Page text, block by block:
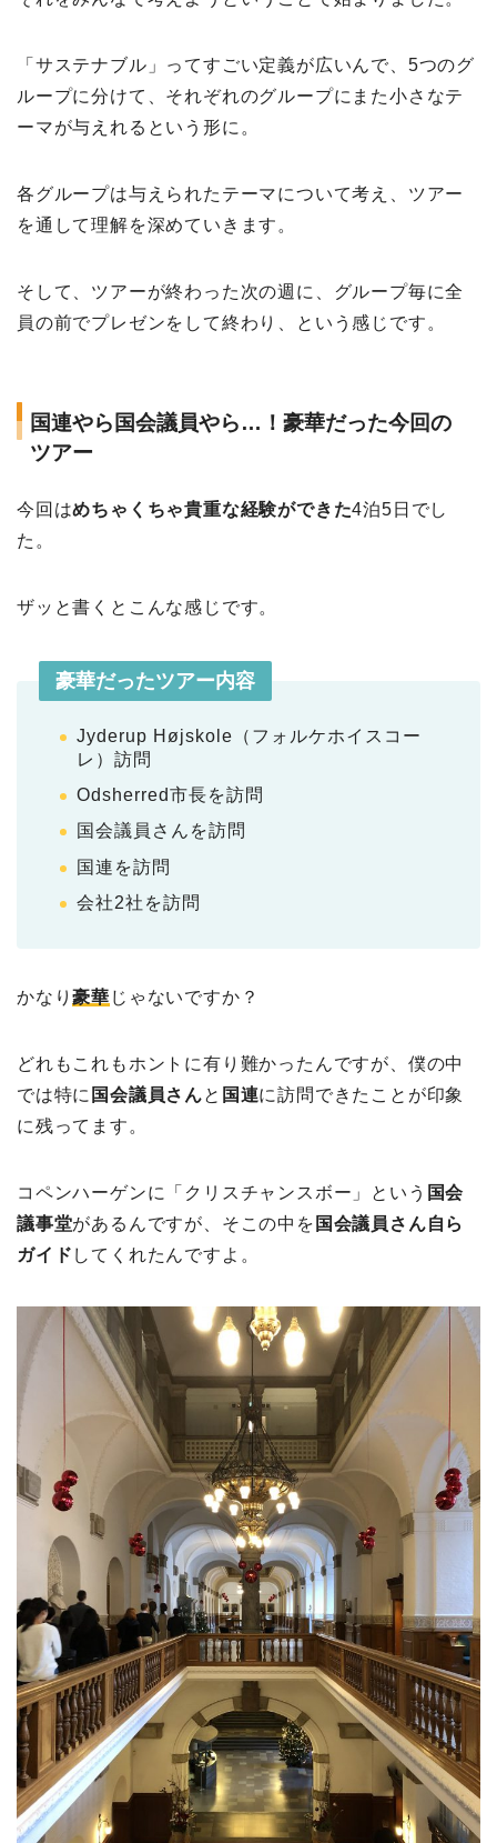
「サステナブル」ってすごい定義が広いんで、5つのグ
ループに分けて、それぞれのグループにまた小さなテ
ーマが与えれるという形に。
各グループは与えられたテーマについて考え、ツアー
を通して理解を深めていきます。
そして、ツアーが終わった次の週に、グループ毎に全
員の前でプレゼンをして終わり、という感じです。
国連やら国会議員やら…！豪華だった今回の
ツアー
今回はめちゃくちゃ貴重な経験ができた4泊5日でし
た。
ザッと書くとこんな感じです。
豪華だったツアー内容
Jyderup Højskole（フォルケホイスコー
レ）訪問
Odsherred市長を訪問
国会議員さんを訪問
国連を訪問
会社2社を訪問
かなり豪華 じゃないですか？
どれもこれもホントに有り難かったんですが、僕の中
では特に 国会議員さんと 国連に訪問できたことが印象
に残ってます。
コペンハーゲンに「クリスチャンスボー」という 国会
議事堂があるんですが、そこの中を 国会議員さん自ら
ガイド してくれたんですよ。